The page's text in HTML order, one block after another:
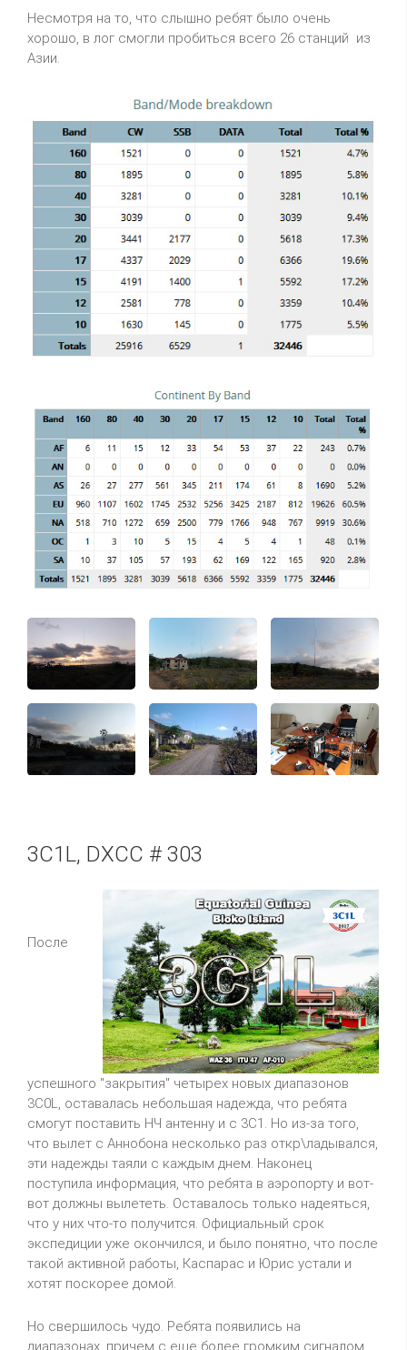
Несмотря на то, что слышно ребят было очень
хорошо, в лог смогли пробиться всего 26 станций из
Азии.
3C1L, DXCC # 303
После
успешного "закрытия" четырех новых диапазонов
3C0L, оставалась небольшая надежда, что ребята
смогут поставить НЧ антенну и с 3C1. Но из-за того,
что вылет с Аннобона несколько раз откр\ладывался,
эти надежды таяли с каждым днем. Наконец
поступила информация, что ребята в аэропорту и вот-
вот должны вылететь. Оставалось только надеяться,
что у них что-то получится. Официальный срок
экспедиции уже окончился, и было понятно, что после
такой активной работы, Каспарас и Юрис устали и
хотят поскорее домой.
Но свершилось чудо. Ребята появились на
диапазонах, причем с еще более громким сигналом.